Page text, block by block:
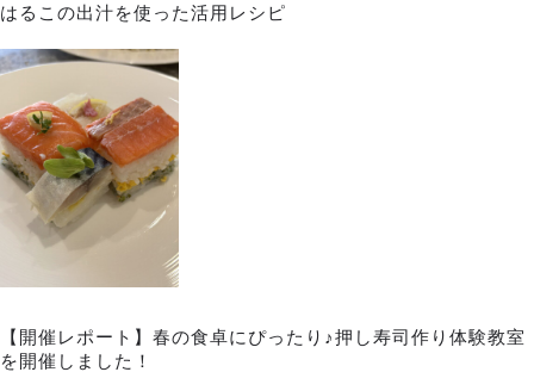
はるこの出汁を使った活用レシピ
【開催レポート】春の食卓にぴったり♪押し寿司作り体験教室
を開催しました！